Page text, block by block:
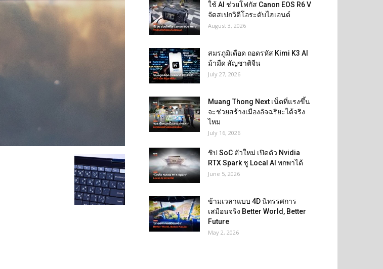
ใช้ AI ช่วยโฟกัส Canon EOS R6 V
จัดสเปกวิดีโอระดับไฮเอนด์
August 3, 2026
สมรภูมิเดือด ถอดรหัส Kimi K3 AI
ม้ามืด สัญชาติจีน
July 27, 2026
Muang Thong Next เน็ตที่แรงขึ้น
จะช่วยสร้างเมืองอัจฉริยะได้จริง
ไหม
July 16, 2026
ชิป SoC ตัวใหม่ เปิดตัว Nvidia
RTX Spark ชู Local AI พกพาได้
June 5, 2026
ข้ามเวลาแบบ 4D นิทรรศการ
เสมือนจริง Better World, Better
Future
May 2, 2026